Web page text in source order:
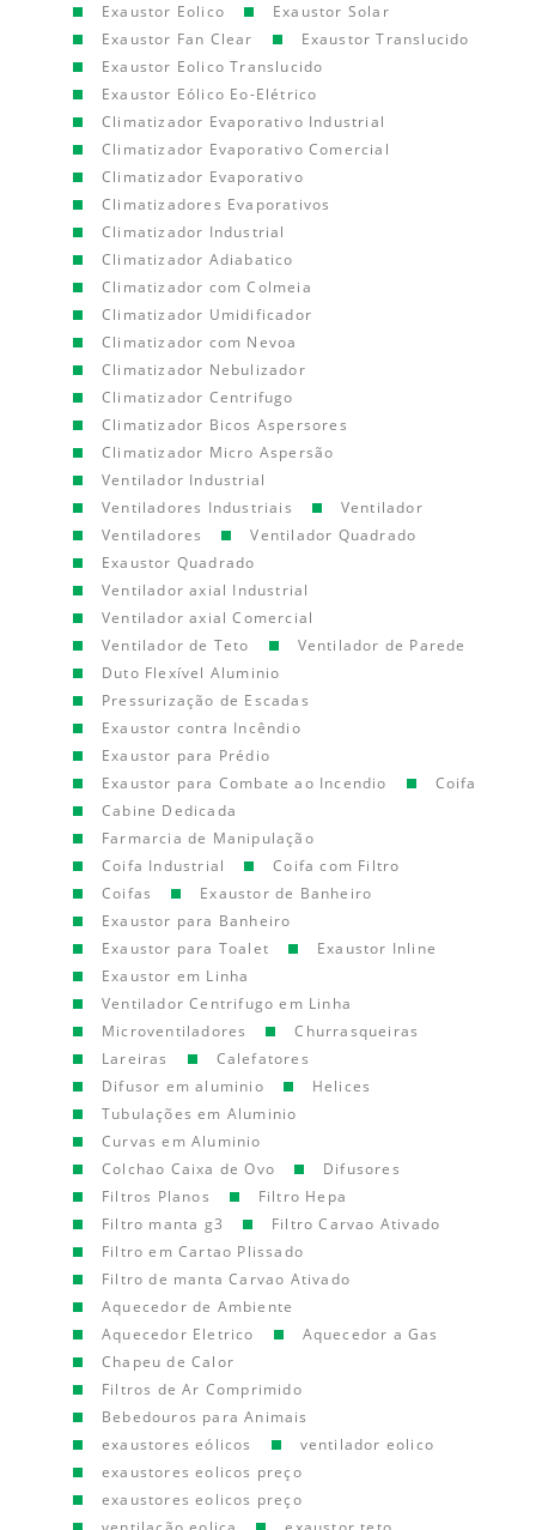
Exaustor Eolico
Exaustor Solar
Exaustor Fan Clear
Exaustor Translucido
Exaustor Eolico Translucido
Exaustor Eólico Eo-Elétrico
Climatizador Evaporativo Industrial
Climatizador Evaporativo Comercial
Climatizador Evaporativo
Climatizadores Evaporativos
Climatizador Industrial
Climatizador Adiabatico
Climatizador com Colmeia
Climatizador Umidificador
Climatizador com Nevoa
Climatizador Nebulizador
Climatizador Centrifugo
Climatizador Bicos Aspersores
Climatizador Micro Aspersão
Ventilador Industrial
Ventiladores Industriais
Ventilador
Ventiladores
Ventilador Quadrado
Exaustor Quadrado
Ventilador axial Industrial
Ventilador axial Comercial
Ventilador de Teto
Ventilador de Parede
Duto Flexível Aluminio
Pressurização de Escadas
Exaustor contra Incêndio
Exaustor para Prédio
Exaustor para Combate ao Incendio
Coifa
Cabine Dedicada
Farmarcia de Manipulação
Coifa Industrial
Coifa com Filtro
Coifas
Exaustor de Banheiro
Exaustor para Banheiro
Exaustor para Toalet
Exaustor Inline
Exaustor em Linha
Ventilador Centrifugo em Linha
Microventiladores
Churrasqueiras
Lareiras
Calefatores
Difusor em aluminio
Helices
Tubulações em Aluminio
Curvas em Aluminio
Colchao Caixa de Ovo
Difusores
Filtros Planos
Filtro Hepa
Filtro manta g3
Filtro Carvao Ativado
Filtro em Cartao Plissado
Filtro de manta Carvao Ativado
Aquecedor de Ambiente
Aquecedor Eletrico
Aquecedor a Gas
Chapeu de Calor
Filtros de Ar Comprimido
Bebedouros para Animais
exaustores eólicos
ventilador eolico
exaustores eolicos preço
exaustores eolicos preço